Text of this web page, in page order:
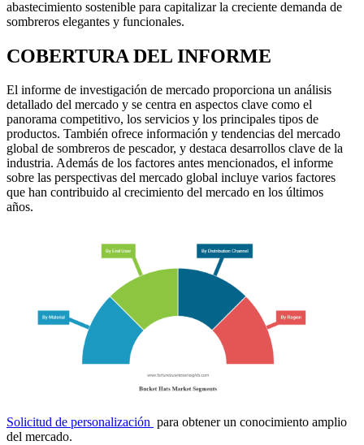
abastecimiento sostenible para capitalizar la creciente demanda de
sombreros elegantes y funcionales.
COBERTURA DEL INFORME
El informe de investigación de mercado proporciona un análisis
detallado del mercado y se centra en aspectos clave como el
panorama competitivo, los servicios y los principales tipos de
productos. También ofrece información y tendencias del mercado
global de sombreros de pescador, y destaca desarrollos clave de la
industria. Además de los factores antes mencionados, el informe
sobre las perspectivas del mercado global incluye varios factores
que han contribuido al crecimiento del mercado en los últimos
años.
Solicitud de personalización para obtener un conocimiento amplio
del mercado.